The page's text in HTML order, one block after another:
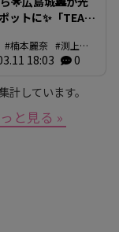
ットに✨「TEAM
動
】
楠本麗奈
渕上沙
乃佳 イマナマ
18:03 0
しています。
と見る »